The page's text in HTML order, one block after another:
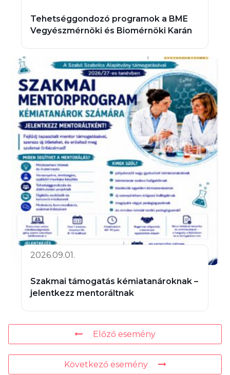
Tehetséggondozó programok a BME
Vegyészmérnöki és Biomérnöki Karán
2026.09.01.
Szakmai támogatás kémiatanároknak –
jelentkezz mentoráltnak
Előző esemény
Következő esemény